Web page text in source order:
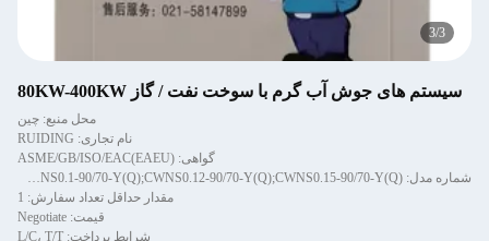
3/3
سیستم های جوش آب گرم با سوخت نفت / گاز 80KW-400KW
محل منبع: چین
نام تجاری: RUIDING
گواهی: ASME/GB/ISO/EAC(EAEU)
شماره مدل: CWNS0.08-90/70-Y(Q);CWNS0.09-90/70-Y(Q);CWNS0.1-90/70-Y(Q);CWNS0.12-90/70-Y(Q);CWNS0.15-90/70-Y(Q) ؛
مقدار حداقل تعداد سفارش: 1
قیمت: Negotiate
شرایط پرداخت: L/C، T/T